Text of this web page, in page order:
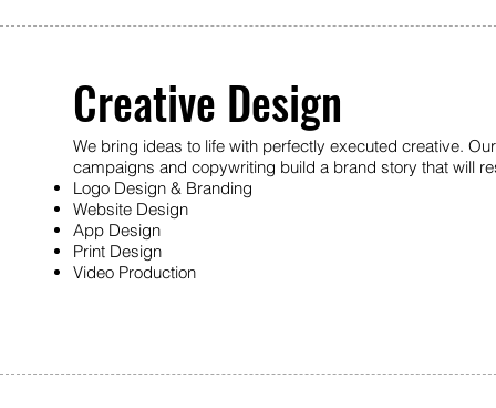
Creative Design
We bring ideas to life with perfectly executed creative.
campaigns and copywriting build a brand story that will
Logo Design & Branding
Website Design
App Design
Print Design
Video Production